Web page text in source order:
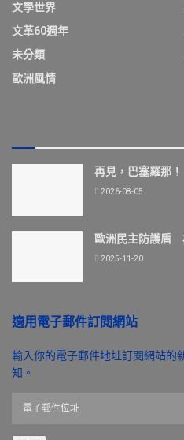
文學世界
文革60週年
未分類
歐洲風情
再見，巴塞羅那！
2026-08-05
歐洲民主防護盾
2025-11-20
適用電子郵件訂閱網站
輸入你的電子郵件地址訂閱網站的
知。
郵